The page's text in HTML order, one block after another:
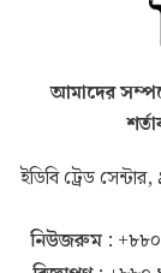
আমাদের
ইডিবি ট্রেড
নিউজরুম :